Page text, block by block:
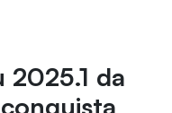
2025.1 da